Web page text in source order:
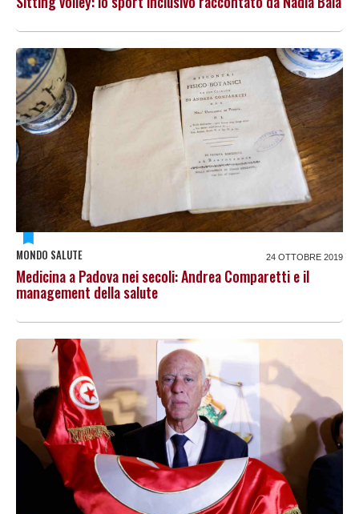
MONDO SALUTE 24 OTTOBRE 2019
Medicina a Padova nei secoli: Andrea Comparetti e il
management della salute